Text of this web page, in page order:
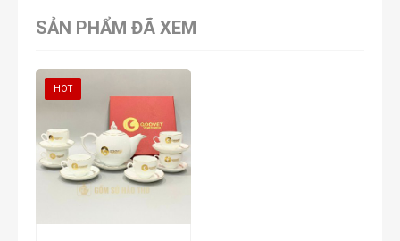
SẢN PHẨM ĐÃ XEM
HOT